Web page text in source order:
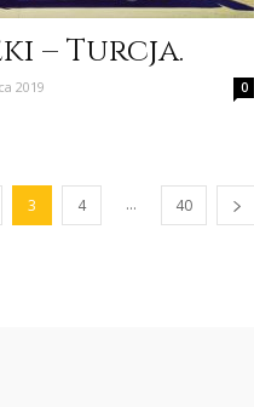
– Turcja.
2019 0
3 4 ... 40